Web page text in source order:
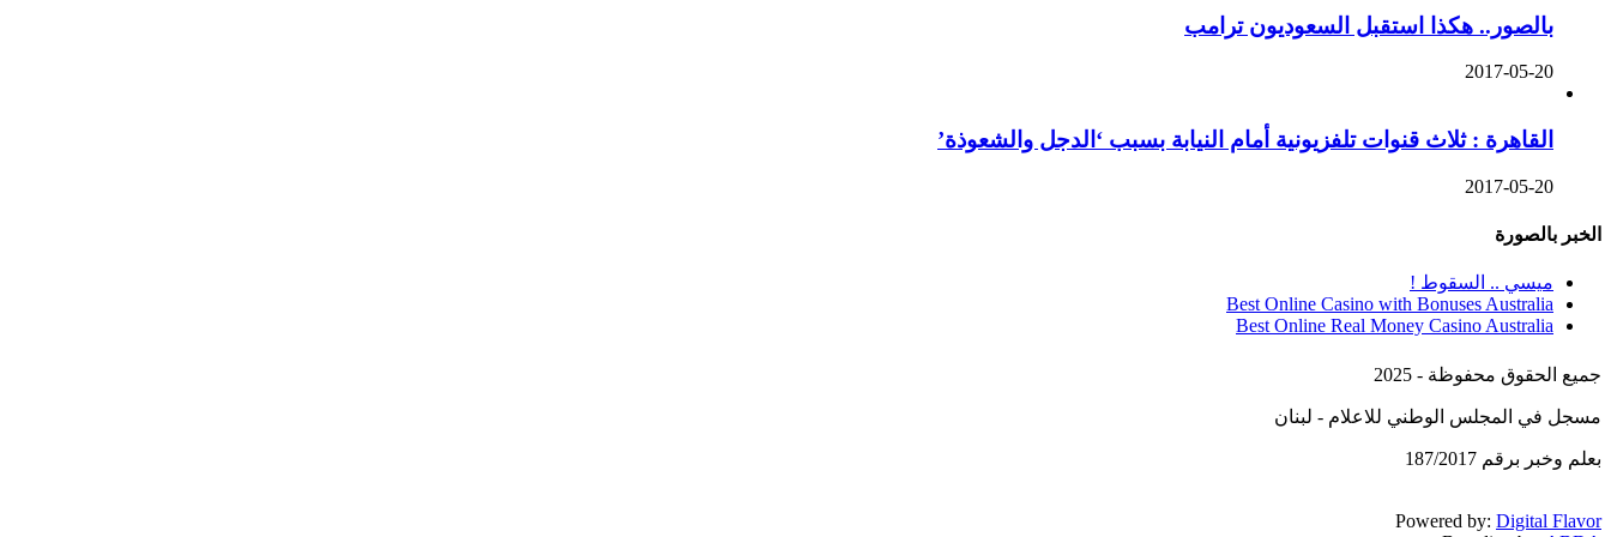
بالصور.. هكذا استقبل السعوديون ترامب
2017-05-20
القاهرة : ثلاث قنوات تلفزيونية أمام النيابة بسبب ‘الدجل والشعوذة’
2017-05-20
الخبر بالصورة
ميسي .. السقوط !
Best Online Casino with Bonuses Australia
Best Online Real Money Casino Australia
جميع الحقوق محفوظة - 2025
مسجل في المجلس الوطني للاعلام - لبنان
بعلم وخبر برقم 187/2017
Powered by: Digital Flavor